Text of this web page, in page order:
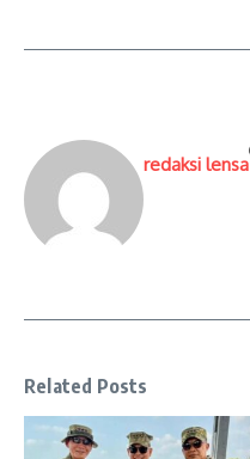
redaksi lensa
Related Posts